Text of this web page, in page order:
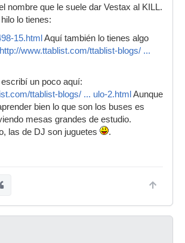
nombre que le suele dar Vestax al KILL.
lo tienes:
15.html Aquí también lo tienes algo
http://www.ttablist.com/ttablist-blogs/ ...
un poco aquí:
ttablist-blogs/ ... ulo-2.html Aunque
bien lo que son los buses es
mesas grandes de estudio.
las de DJ son juguetes
.